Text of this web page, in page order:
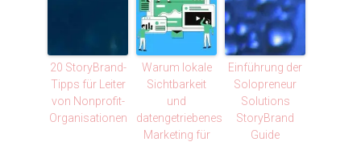
20 StoryBrand-
Tipps für Leiter
von Nonprofit-
Organisationen
Warum lokale
Sichtbarkeit
und
datengetriebenes
Marketing für
Einführung der
Solopreneur
Solutions
StoryBrand
Guide